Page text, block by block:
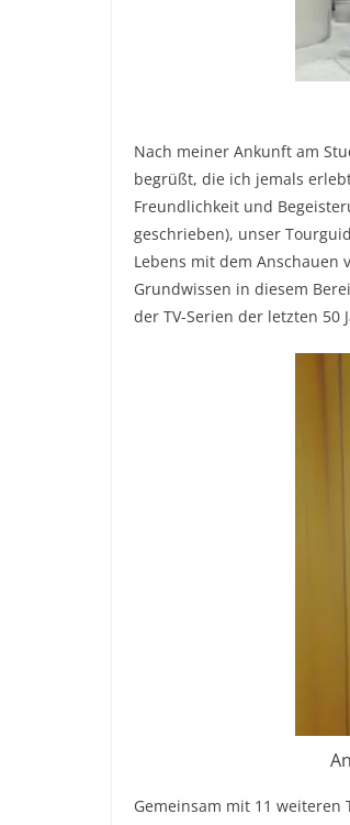
Nach meiner Ankunft am
begrüßt, die ich jemals
Freundlichkeit und
geschrieben), unser
Lebens mit dem Anschauen
Grundwissen in diesem
der TV-Serien der letzten
Gemeinsam mit 11